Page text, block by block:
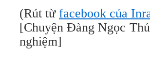
(Rút từ facebook của
[Chuyện Đàng Ngọc
nghiệm]